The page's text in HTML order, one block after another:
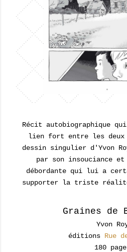
Récit autobiographique
lien fort entre les
dessin singulier d'Yvon
par son insouciance
débordante qui lui a
supporter la triste
Graines de
Yvon
éditions Rue
180